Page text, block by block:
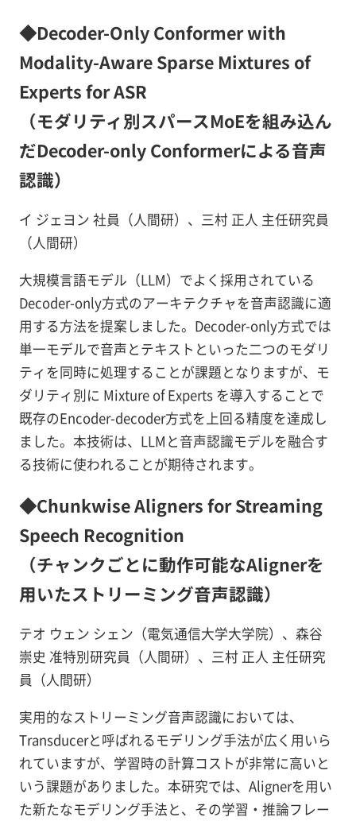
◆Decoder-Only Conformer with
Modality-Aware Sparse Mixtures of
Experts for ASR
（モダリティ別スパースMoEを組み込ん
だDecoder-only Conformerによる音声
認識）
イ ジェヨン 社員（人間研）、三村 正人 主任研究員
（人間研）
大規模言語モデル（LLM）でよく採用されている
Decoder-only方式のアーキテクチャを音声認識に適
用する方法を提案しました。Decoder-only方式では
単一モデルで音声とテキストといった二つのモダリ
ティを同時に処理することが課題となりますが、モ
ダリティ別に Mixture of Experts を導入することで
既存のEncoder-decoder方式を上回る精度を達成し
ました。本技術は、LLMと音声認識モデルを融合す
る技術に使われることが期待されます。
◆Chunkwise Aligners for Streaming
Speech Recognition
（チャンクごとに動作可能なAlignerを
用いたストリーミング音声認識）
テオ ウェン シェン（電気通信大学大学院）、森谷
崇史 准特別研究員（人間研）、三村 正人 主任研究
員（人間研）
実用的なストリーミング音声認識においては、
Transducerと呼ばれるモデリング手法が広く用いら
れていますが、学習時の計算コストが非常に高いと
いう課題がありました。本研究では、Alignerを用い
た新たなモデリング手法と、その学習・推論フレー